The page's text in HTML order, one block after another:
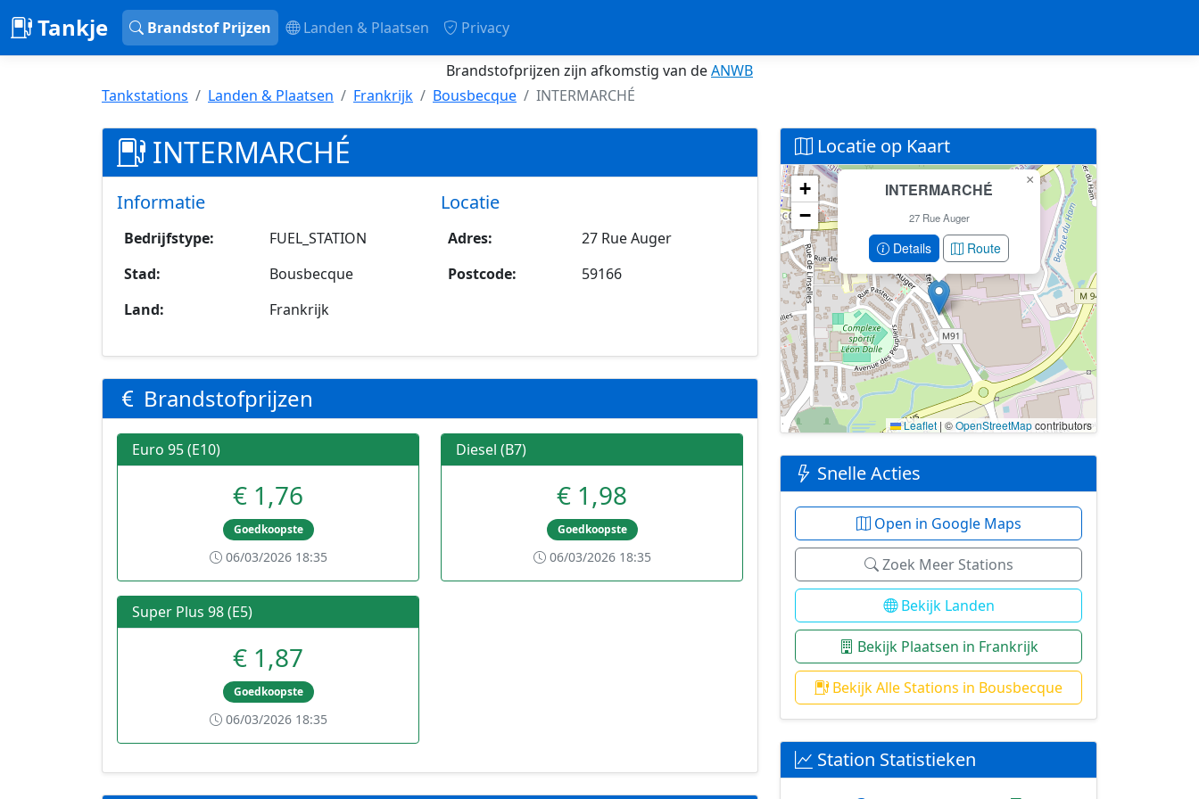
Tankje Brandstof Prijzen Landen & Plaatsen Privacy
Brandstofprijzen zijn afkomstig van deANWB
Tankstations
Landen & Plaatsen Frankrijk Bousbecque INTERMARCHÉ
INTERMARCHÉ
Informatie
Bedrijfstype:
FUEL_STATION
Stad:
Bousbecque
Land:
Frankrijk
Locatie
Adres:
27 Rue Auger
Postcode:
59166
Brandstofprijzen
Euro 95 (E10)
€ 1,76
Goedkoopste
06/03/2026 18:35
Diesel (B7)
€ 1,98
Goedkoopste
06/03/2026 18:35
Super Plus 98 (E5)
€ 1,87
Goedkoopste
06/03/2026 18:35
Locatie op Kaart
Geen locatiegegevens beschikbaar voor dit
station.
Dit station heeft geen GPS coördinaten in de database.
INTERMARCHÉ
27 Rue Auger
Details Route
×
+
−
Leaflet | ©OpenStreetMapcontributors
Snelle Acties
Open in Google Maps
Zoek Meer Stations
Bekijk Landen
Bekijk Plaatsen in Frankrijk
Bekijk Alle Stations in Bousbecque
Station Statistieken